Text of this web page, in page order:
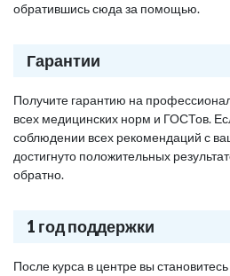
обратившись сюда за помощью.
Гарантии
Получите гарантию на
всех медицинских норм и ГОСТов.
соблюдении всех рекомендаций с
достигнуто положительных
обратно.
1 год поддержки
После курса в центре вы